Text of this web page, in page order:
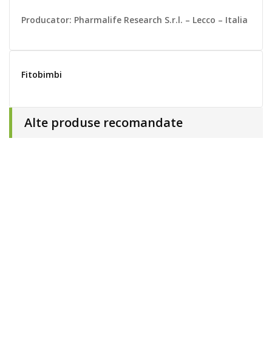
Producator: Pharmalife Research S.r.l. – Lecco – Italia
Fitobimbi
Alte produse recomandate